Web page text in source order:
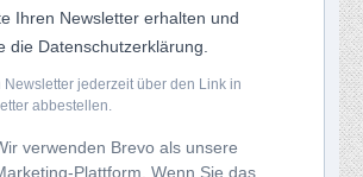
Ihren Newsletter erhalten und
die Datenschutzerklärung.
Newsletter jederzeit über den Link in
abbestellen.
verwenden Brevo als unsere
Plattform. Wenn Sie das